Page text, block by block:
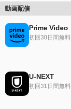
動画配信
Prime Video
初回30日間無料
U-NEXT
初回31日間無料